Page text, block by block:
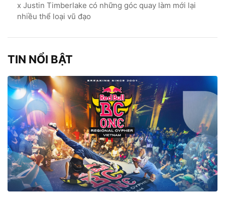
x Justin Timberlake có những góc quay làm mới lại
nhiều thể loại vũ đạo
TIN NỔI BẬT